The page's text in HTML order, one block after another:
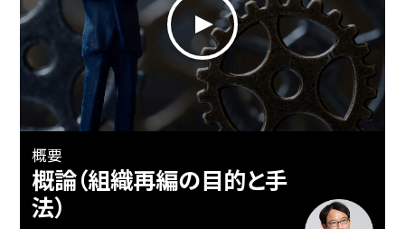
概要
概論（組織再編の目的と手
法）